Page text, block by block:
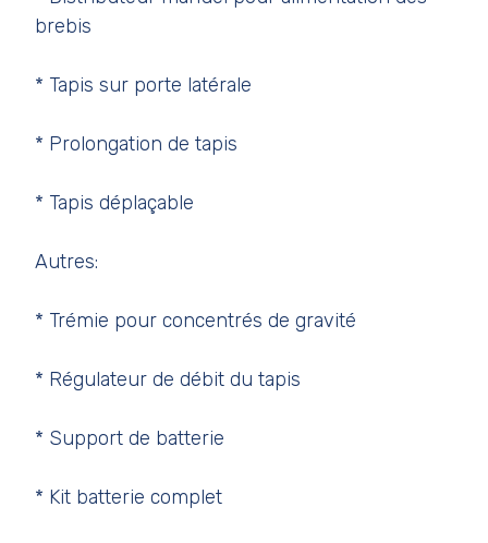
brebis
* Tapis sur porte latérale
* Prolongation de tapis
* Tapis déplaçable
Autres:
* Trémie pour concentrés de gravité
* Régulateur de débit du tapis
* Support de batterie
* Kit batterie complet